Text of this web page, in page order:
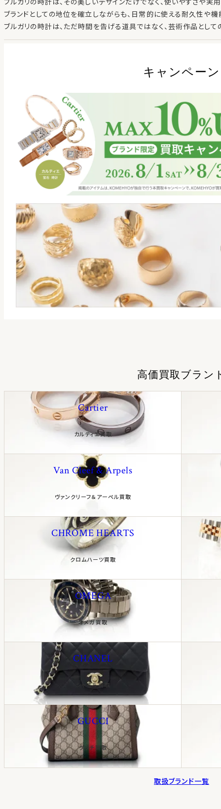
ブランドとしての地位を確立しながらも、日常的に使える耐久性や
ブルガリの時計は、ただ時間を告げる道具ではなく、芸術作品として
キャンペーン
高価買取ブラン
Cartier
カルティエ買取
Van Cleef & Arpels
ヴァンクリーフ＆アーペル買取
CHROME HEARTS
クロムハーツ買取
OMEGA
オメガ買取
CHANEL
シャネル買取
GUCCI
グッチ買取
取扱ブランド一覧